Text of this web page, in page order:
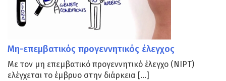
Μη-επεμβατικός προγεννητικός έλεγχος
Με τον μη επεμβατικό προγεννητικό έλεγχο (NIPT)
ελέγχεται το έμβρυο στην διάρκεια […]